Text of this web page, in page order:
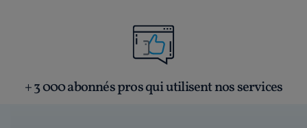
+ 3 000 abonnés pros qui utilisent nos services